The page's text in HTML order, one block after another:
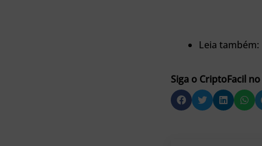
Leia também:
Siga o CriptoFacil no